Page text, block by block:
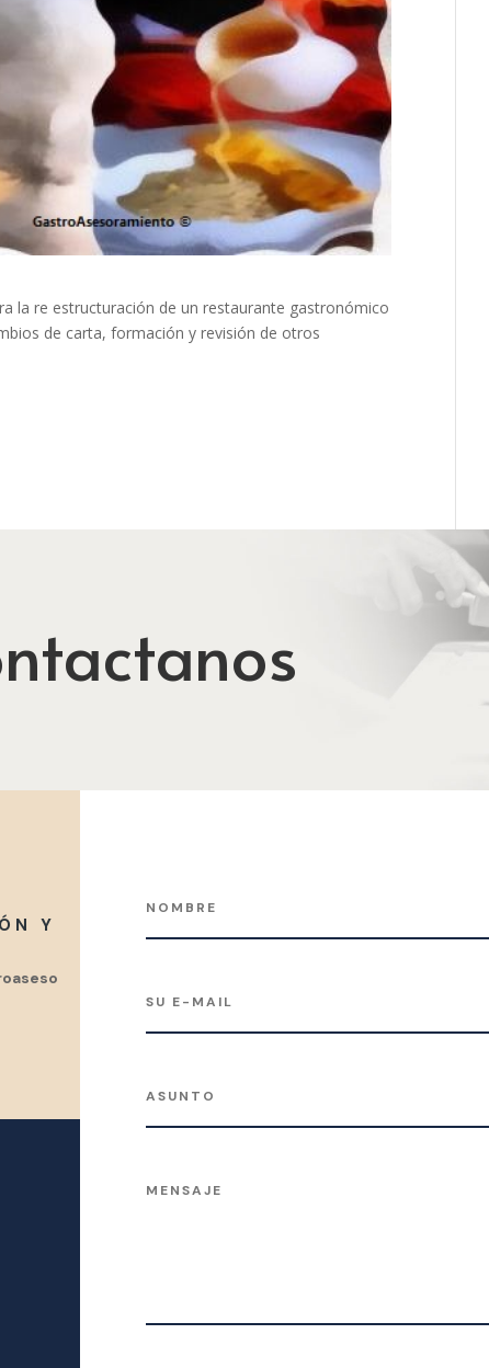
la re estructuración de un restaurante gastronómico
de carta, formación y revisión de otros
Y